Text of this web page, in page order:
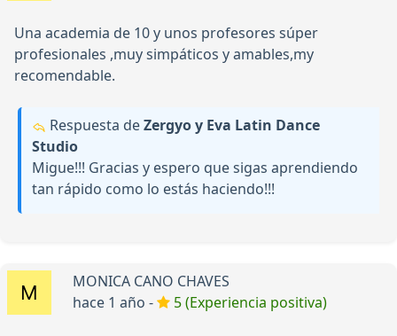
Una academia de 10 y unos profesores súper
profesionales ,muy simpáticos y amables,my
recomendable.
Respuesta deZergyo y Eva Latin Dance
Studio
Migue!!! Gracias y espero que sigas aprendiendo
tan rápido como lo estás haciendo!!!
MONICA CANO CHAVES
hace 1 año -
5 (Experiencia positiva)